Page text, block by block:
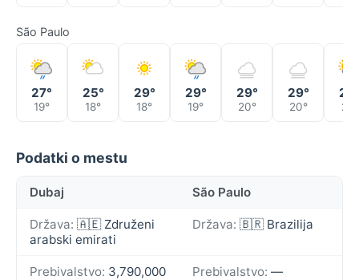
São Paulo
27°
19°
25°
18°
29°
18°
29°
19°
29°
20°
29°
20° 21°
Podatki o mestu
Dubaj São Paulo
Država: 🇦🇪 Združeni
arabski emirati
Država: 🇧🇷 Brazilija
Prebivalstvo: 3,790,000 Prebivalstvo: —